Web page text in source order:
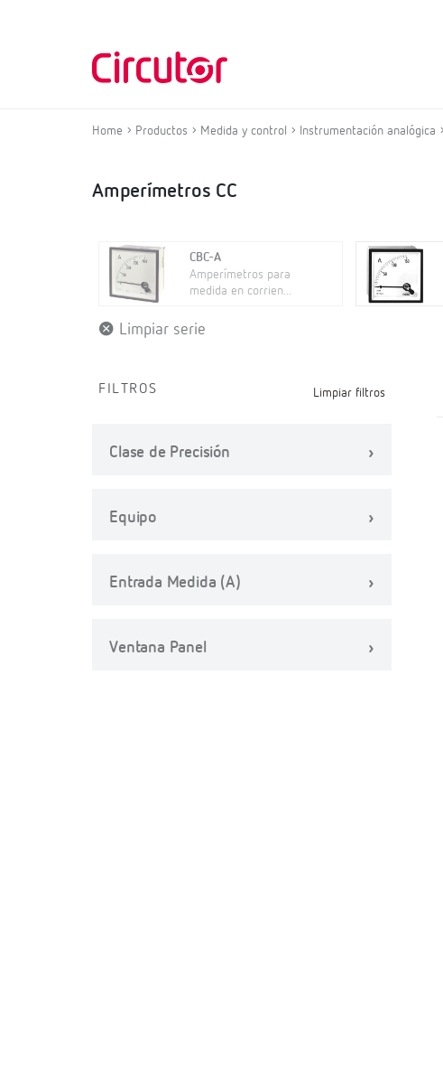
Home Productos Medida y control Instrumentación analógica
Amperímetros CC
CBC-A
Amperímetros para
medida en corrien...
Limpiar serie
FILTROS Limpiar filtros
Clase de Precisión
Equipo
Entrada Medida (A)
Ventana Panel